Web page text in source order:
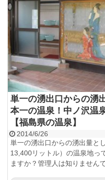
単一の湧出口からの湧
本一の温泉！中ノ沢
【福島県の温泉】
2014/6/26
単一の湧出口からの湧出量と
13,400リットル）の温泉地っ
ますか？管理人は知りません